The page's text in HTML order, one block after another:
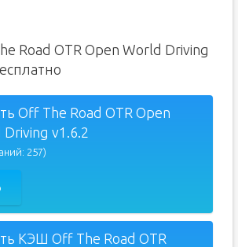
Road OTR Open World Driving
Off The Road OTR Open
v1.6.2
257)
КЭШ Off The Road OTR